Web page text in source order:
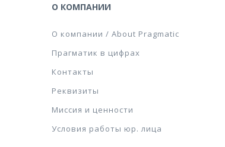
О КОМПАНИИ
О компании / About Pragmatic
Прагматик в цифрах
Контакты
Реквизиты
Миссия и ценности
Условия работы юр. лица